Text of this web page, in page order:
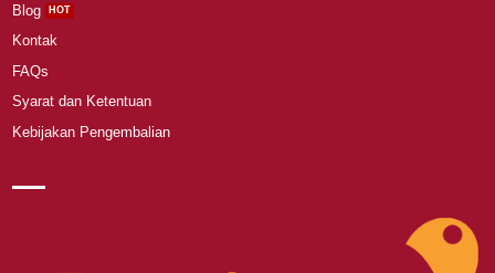
Blog
Kontak
FAQs
Syarat dan Ketentuan
Kebijakan Pengembalian